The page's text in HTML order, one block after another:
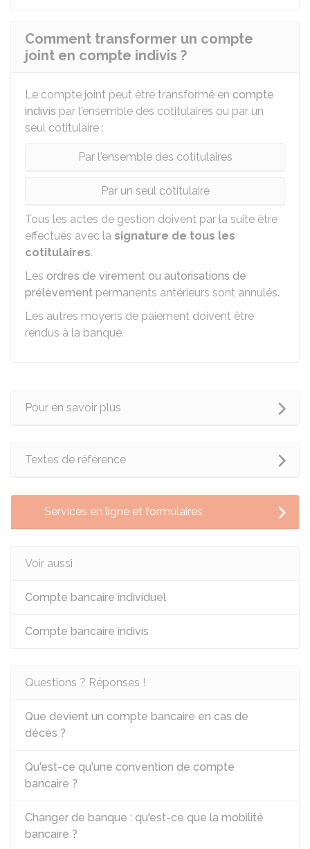
Comment transformer un compte
joint en compte indivis ?
Le compte joint peut être transformé en compte
indivis par l'ensemble des cotitulaires ou par un
seul cotitulaire :
Par l'ensemble des cotitulaires
Par un seul cotitulaire
Tous les actes de gestion doivent par la suite être
effectués avec la signature de tous les
cotitulaires.
Les ordres de virement ou autorisations de
prélèvement permanents antérieurs sont annulés.
Les autres moyens de paiement doivent être
rendus à la banque.
Pour en savoir plus
Textes de référence
Services en ligne et formulaires
Voir aussi
Compte bancaire individuel
Compte bancaire indivis
Questions ? Réponses !
Que devient un compte bancaire en cas de
décès ?
Qu'est-ce qu'une convention de compte
bancaire ?
Changer de banque : qu'est-ce que la mobilité
bancaire ?